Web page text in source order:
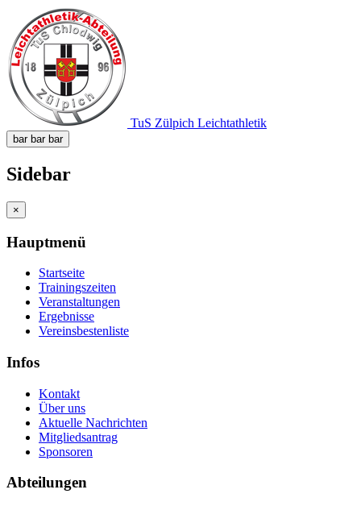
TuS Zülpich Leichtathletik
bar bar bar
Sidebar
×
Hauptmenü
Startseite
Trainingszeiten
Veranstaltungen
Ergebnisse
Vereinsbestenliste
Infos
Kontakt
Über uns
Aktuelle Nachrichten
Mitgliedsantrag
Sponsoren
Abteilungen